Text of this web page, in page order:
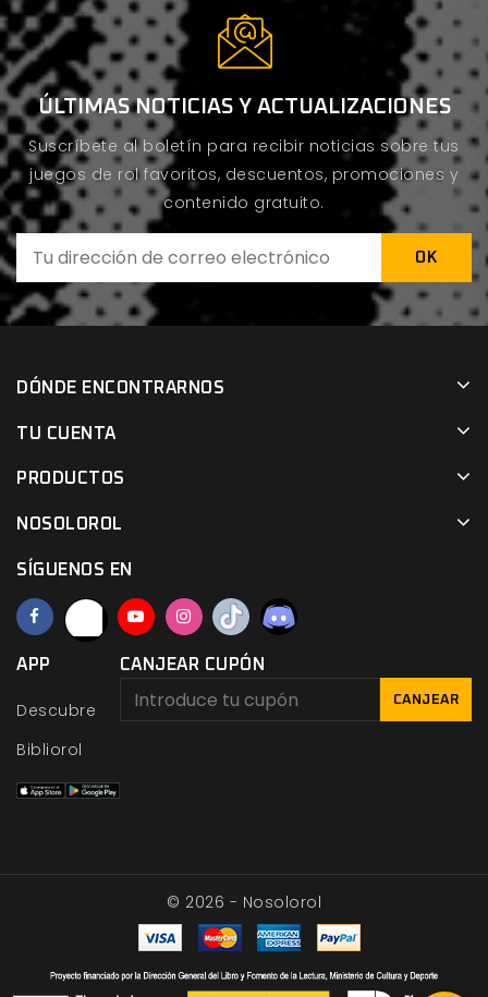
ÚLTIMAS NOTICIAS Y ACTUALIZACIONES
Suscríbete al boletín para recibir noticias sobre tus
juegos de rol favoritos, descuentos, promociones y
contenido gratuito.
DÓNDE ENCONTRARNOS
TU CUENTA
PRODUCTOS
NOSOLOROL
SÍGUENOS EN
APP
Descubre
Bibliorol
CANJEAR CUPÓN
CANJEAR
© 2026 - Nosolorol